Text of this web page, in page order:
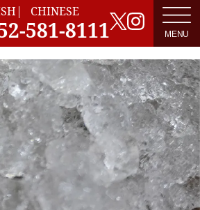
CHINESE
581-8111